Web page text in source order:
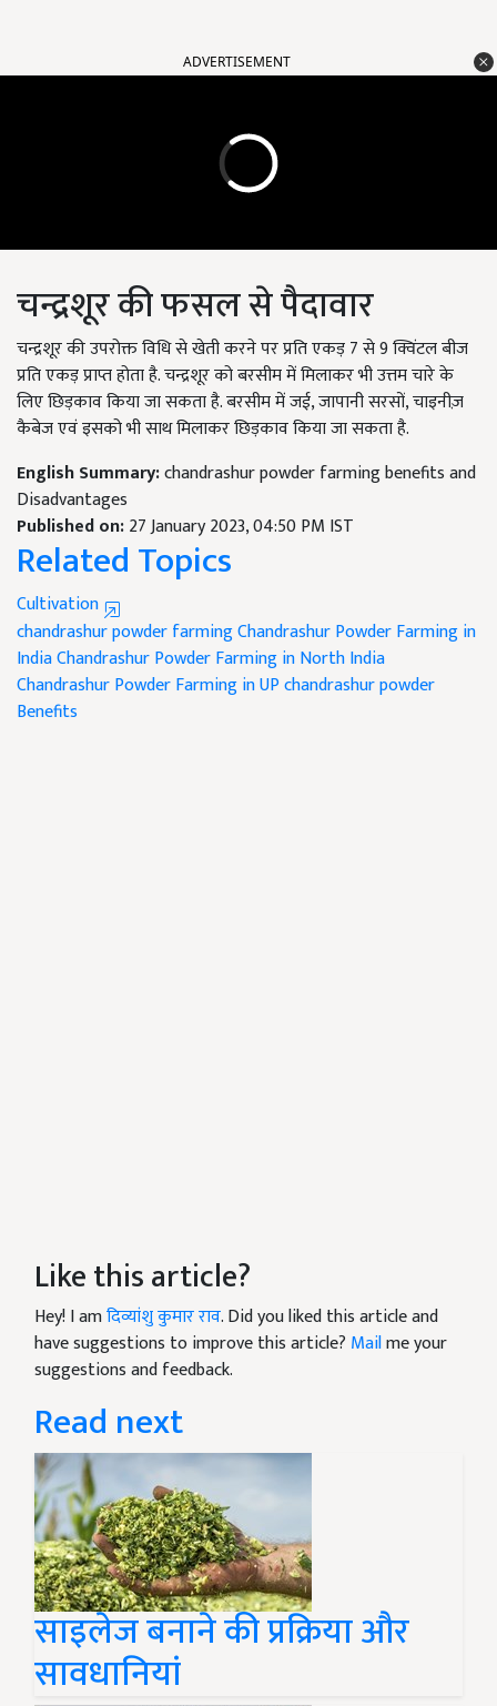
ADVERTISEMENT
चन्द्रशूर की फसल से पैदावार
चन्द्रशूर की उपरोक्त विधि से खेती करने पर प्रति एकड़ 7 से 9 क्विंटल बीज
प्रति एकड़ प्राप्त होता है. चन्द्रशूर को बरसीम में मिलाकर भी उत्तम चारे के
लिए छिड़काव किया जा सकता है. बरसीम में जई, जापानी सरसों, चाइनीज़
कैबेज एवं इसको भी साथ मिलाकर छिड़काव किया जा सकता है.
English Summary:chandrashur powder farming benefits and
Disadvantages
Published on:27 January 2023, 04:50 PM IST
Related Topics
Cultivation
chandrashur powder farmingChandrashur Powder Farming in
IndiaChandrashur Powder Farming in North India
Chandrashur Powder Farming in UPchandrashur powder
Benefits
Like this article?
Hey! I amदिव्यांशु कुमार राव. Did you liked this article and
have suggestions to improve this article? Mailme your
suggestions and feedback.
Read next
साइलेज बनाने की प्रक्रिया और
सावधानियां